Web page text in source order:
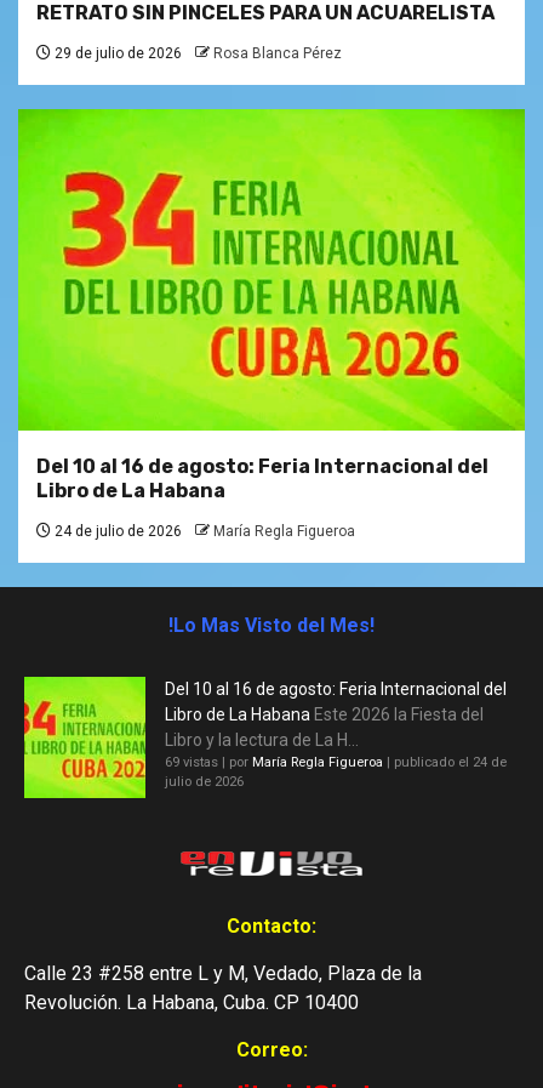
RETRATO SIN PINCELES PARA UN ACUARELISTA
29 de julio de 2026 Rosa Blanca Pérez
Del 10 al 16 de agosto: Feria Internacional del
Libro de La Habana
24 de julio de 2026 María Regla Figueroa
!Lo Mas Visto del Mes!
Del 10 al 16 de agosto: Feria Internacional del
Libro de La Habana Este 2026 la Fiesta del
Libro y la lectura de La H...
69 vistas por María Regla Figueroa
publicado el 24 de
julio de 2026
Contacto:
Calle 23 #258 entre L y M, Vedado, Plaza de la
Revolución. La Habana, Cuba. CP 10400
Correo: